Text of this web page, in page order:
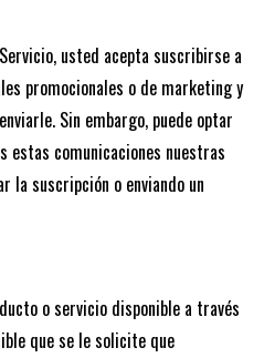
usted acepta suscribirse a
promocionales o de marketing y
Sin embargo, puede optar
estas comunicaciones nuestras
la suscripción o enviando un
o servicio disponible a través
que se le solicite que